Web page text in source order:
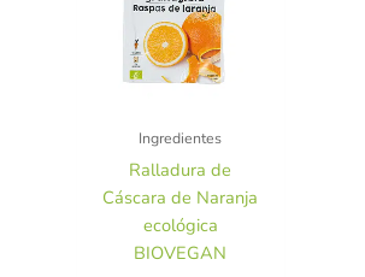
Ingredientes
Ralladura de
Cáscara de Naranja
ecológica
BIOVEGAN